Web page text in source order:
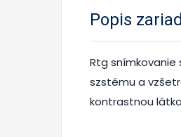
Popis
Rtg snímkovanie
szstému a
kontrastnou